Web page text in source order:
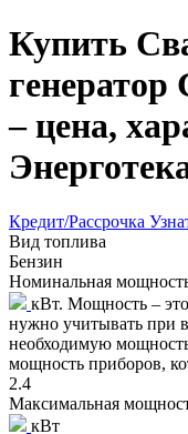
Купить
генератор
– цена,
Кредит/Рассрочка
Вид топлива
Бензин
Номинальная
кВт. Мощность –
нужно учитывать при
необходимую мощность
мощность приборов,
2.4
Максимальная
кВт